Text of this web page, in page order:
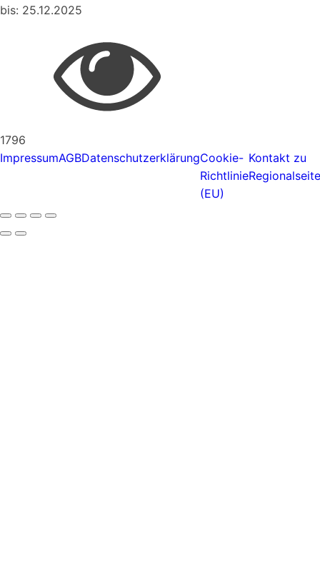
bis: 25.12.2025
1796
ImpressumAGBDatenschutzerklärungCookie-
Richtlinie
(EU)
Kontakt zu